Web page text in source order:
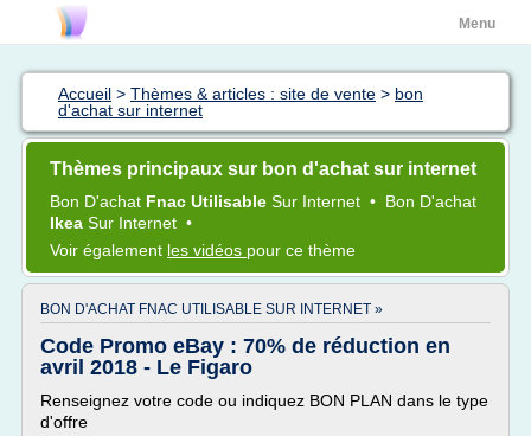
Menu
Accueil > Thèmes & articles : site de vente > bon
d'achat sur internet
Thèmes principaux sur bon d'achat sur internet
Bon D'achat Fnac Utilisable Sur Internet • Bon D'achat
Ikea Sur Internet •
Voir également les vidéos pour ce thème
BON D'ACHAT FNAC UTILISABLE SUR INTERNET »
Code Promo eBay : 70% de réduction en
avril 2018 - Le Figaro
Renseignez votre code ou indiquez BON PLAN dans le type
d'offre